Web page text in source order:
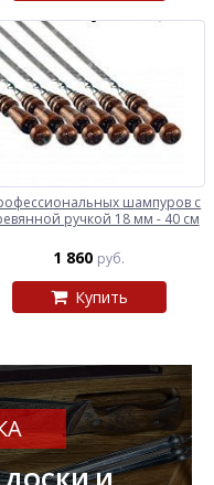
шампуров с
ручкой 18 мм - 40 см
1 860 руб.
Купить